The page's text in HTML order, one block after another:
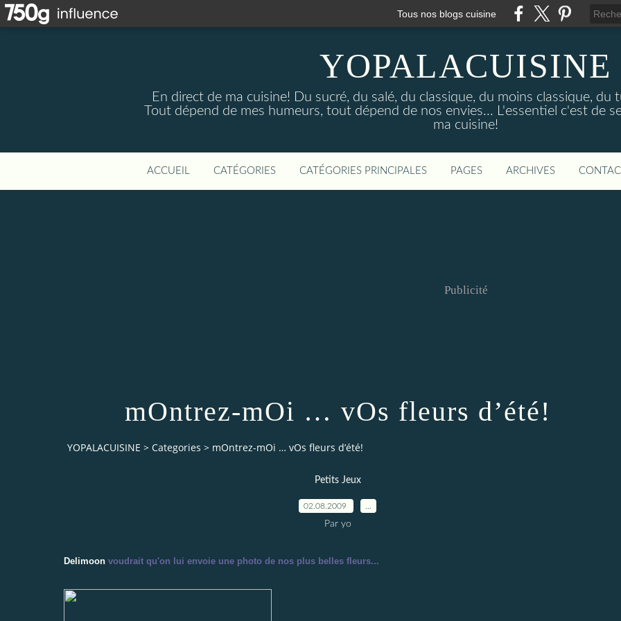
Tous nos blogs cuisine
YOPALACUISINE
En direct de ma cuisine! Du sucré, du salé, du classique, du moins classique, du
Tout dépend de mes humeurs, tout dépend de nos envies... L'essentiel c'est de
ma cuisine!
ACCUEIL CATÉGORIES CATÉGORIES PRINCIPALES PAGES ARCHIVES
Publicité
mOntrez-mOi … vOs fleurs d’été!
YOPALACUISINE > Categories > mOntrez-mOi … vOs fleurs d’été!
Petits Jeux
02.08.2009
Par yo
Delimoon voudrait qu'on lui envoie une photo de nos plus belles fleurs...